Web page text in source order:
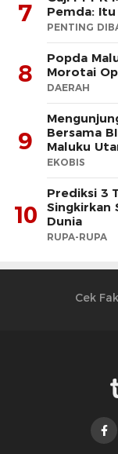
7
Pemda: Itu
PENTING
8
Popda
Morotai
DAERAH
9
Bersama
Maluku
EKOBIS
10
Prediksi 3
Singkirkan
Dunia
RUPA-RUPA
Cek